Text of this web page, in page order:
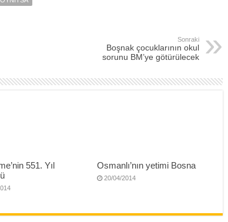
Sonraki
Boşnak çocuklarının okul
sorunu BM’ye götürülecek
551. Yıl
Osmanlı’nın yetimi Bosna
20/04/2014